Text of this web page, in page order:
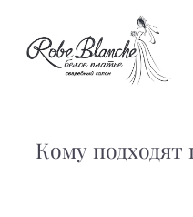
Кому подходят